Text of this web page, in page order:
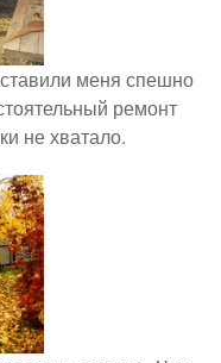
меня спешно
ремонт
не хватало.